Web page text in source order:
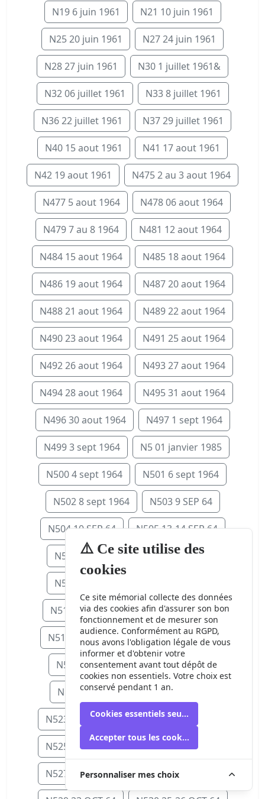
N19 6 juin 1961 N21 10 juin 1961
N25 20 juin 1961 N27 24 juin 1961
N28 27 juin 1961 N30 1 juillet 1961&
N32 06 juillet 1961 N33 8 juillet 1961
N36 22 juillet 1961 N37 29 juillet 1961
N40 15 aout 1961 N41 17 aout 1961
N42 19 aout 1961 N475 2 au 3 aout 1964
N477 5 aout 1964 N478 06 aout 1964
N479 7 au 8 1964 N481 12 aout 1964
N484 15 aout 1964 N485 18 aout 1964
N486 19 aout 1964 N487 20 aout 1964
N488 21 aout 1964 N489 22 aout 1964
N490 23 aout 1964 N491 25 aout 1964
N492 26 aout 1964 N493 27 aout 1964
N494 28 aout 1964 N495 31 aout 1964
N496 30 aout 1964 N497 1 sept 1964
N499 3 sept 1964 N5 01 janvier 1985
N500 4 sept 1964 N501 6 sept 1964
N502 8 sept 1964 N503 9 SEP 64
N504 10 SEP 64 N505 13-14 SEP 64
N506 15 SEP 64 N507 16 SEP 64
N508 17 SEP 64
N511 20-21 SEP 64 N512 23 SEP 6
N514 25 SEP 64 N515 27-28 SEP 64
N516 30 SEP 64 N518 5 OCT 64
N519 6 OCT 64 N522 9 OCT 64
N523 11-12 OCT 64 N524 13 OCT 64
N525 15 OCT 64 N526 16-17 OCT 64
N527 17-18 OCT 64 N528 21 OCT 64
⚠️ Ce site utilise des
cookies
Ce site mémorial collecte des données
via des cookies afin d'assurer son bon
fonctionnement et de mesurer son
audience. Conformément au RGPD,
nous avons l'obligation légale de vous
informer et d'obtenir votre
consentement avant tout dépôt de
cookies non essentiels. Votre choix est
conservé pendant 1 an.
Cookies essentiels seulement
Accepter tous les cookies
Personnaliser mes choix